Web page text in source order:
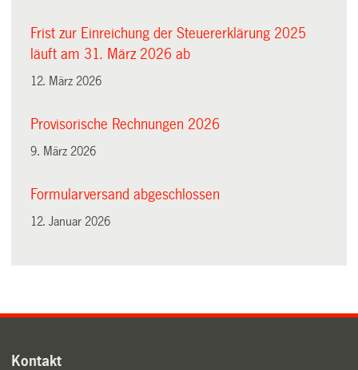
Frist zur Einreichung der Steuererklärung 2025
läuft am 31. März 2026 ab
12. März 2026
Provisorische Rechnungen 2026
9. März 2026
Formularversand abgeschlossen
12. Januar 2026
Kontakt